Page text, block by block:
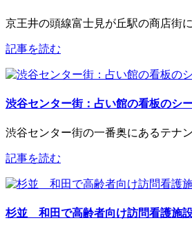
京王井の頭線富士見が丘駅の商店街
記事を読む
渋谷センター街：占い館の看板のシ
渋谷センター街の一番奥にあるテナ
記事を読む
杉並 和田で高齢者向け訪問看護施